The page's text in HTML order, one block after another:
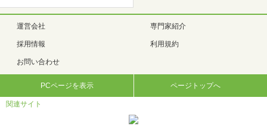
運営会社 専門家紹介
採用情報 利用規約
お問い合わせ
PCページを表示 ページトップへ
関連サイト